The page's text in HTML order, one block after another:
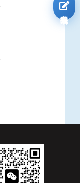
我要报名